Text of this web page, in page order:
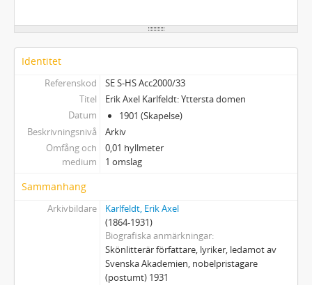
Identitet
Referenskod
SE S-HS Acc2000/33
Titel
Erik Axel Karlfeldt: Yttersta domen
Datum
1901 (Skapelse)
Beskrivningsnivå
Arkiv
Omfång och
medium
0,01 hyllmeter
1 omslag
Sammanhang
Arkivbildare
Karlfeldt, Erik Axel
(1864-1931)
Biografiska anmärkningar
Skönlitterär författare, lyriker, ledamot av
Svenska Akademien, nobelpristagare
(postumt) 1931